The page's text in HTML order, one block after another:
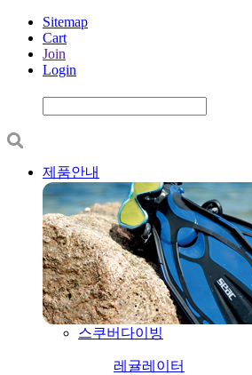
Sitemap
Cart
Join
Login
제품안내
스쿠버다이빙
레귤레이터